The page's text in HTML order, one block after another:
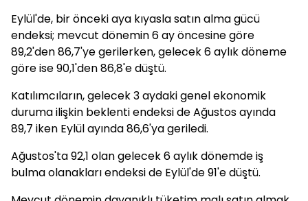
Eylül'de, bir önceki aya kıyasla satın alma gücü
endeksi; mevcut dönemin 6 ay öncesine göre
89,2'den 86,7'ye gerilerken, gelecek 6 aylık döneme
göre ise 90,1'den 86,8'e düştü.
Katılımcıların, gelecek 3 aydaki genel ekonomik
duruma ilişkin beklenti endeksi de Ağustos ayında
89,7 iken Eylül ayında 86,6'ya geriledi.
Ağustos'ta 92,1 olan gelecek 6 aylık dönemde iş
bulma olanakları endeksi de Eylül'de 91'e düştü.